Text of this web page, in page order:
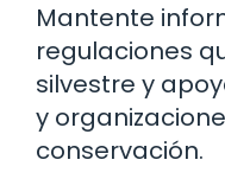
Mantente
regulaciones
silvestre y
y
conservación.